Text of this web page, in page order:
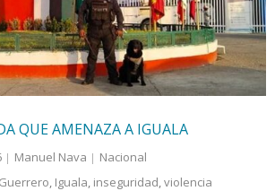
QUE AMENAZA A IGUALA
Manuel Nava
Nacional
Guerrero, Iguala, inseguridad,violencia